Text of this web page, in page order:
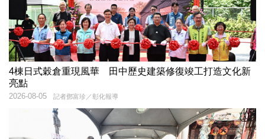
4棟日式穀倉重現風華 田中歷史建築修復竣工打造文化新
亮點
記者鄧富珍／彰化報導
2026-08-05